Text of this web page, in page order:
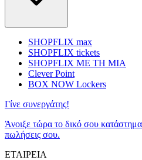
SHOPFLIX max
SHOPFLIX tickets
SHOPFLIX ΜΕ ΤΗ ΜΙΑ
Clever Point
BOX NOW Lockers
Γίνε συνεργάτης!
Άνοιξε τώρα το δικό σου
πωλήσεις σου.
ΕΤΑΙΡΕΙΑ